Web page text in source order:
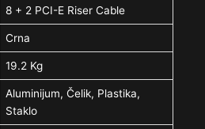
8 + 2 PCI-E Riser Cable
Crna
19.2 Kg
Aluminijum, Čelik, Plastika,
Staklo